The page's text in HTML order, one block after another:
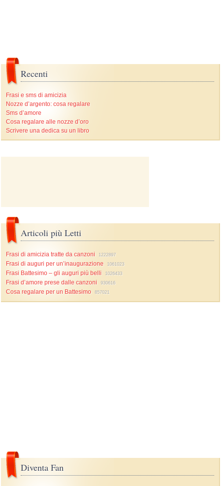
Recenti
Frasi e sms di amicizia
Nozze d’argento: cosa regalare
Sms d’amore
Cosa regalare alle nozze d’oro
Scrivere una dedica su un libro
Articoli più Letti
Frasi di amicizia tratte da canzoni 1222897
Frasi di auguri per un’inaugurazione 1061023
Frasi Battesimo – gli auguri più belli 1026433
Frasi d’amore prese dalle canzoni 930616
Cosa regalare per un Battesimo 857021
Diventa Fan